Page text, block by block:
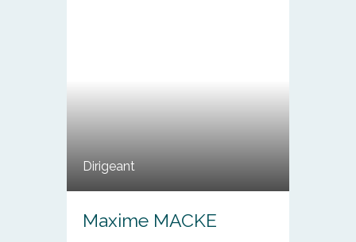
Dirigeant
Maxime MACKE